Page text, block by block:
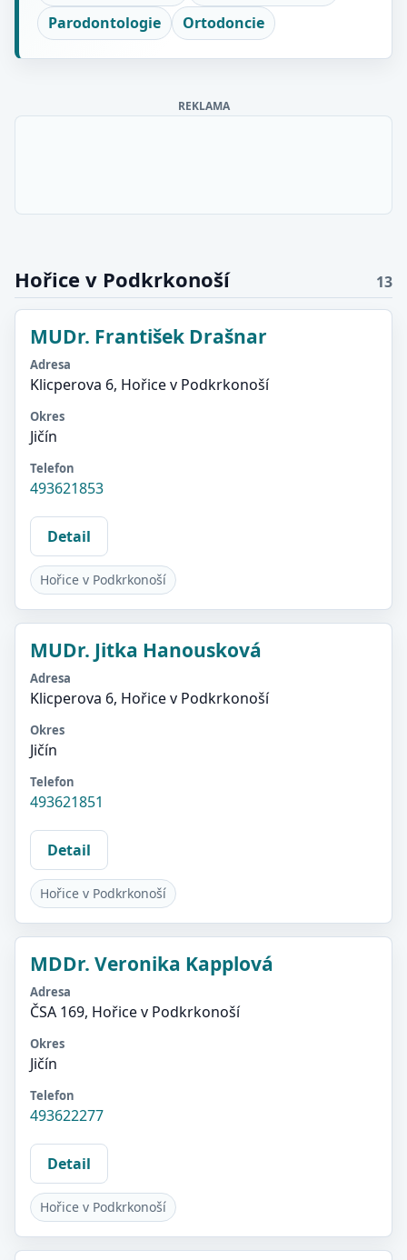
Parodontologie
Ortodoncie
REKLAMA
Hořice v Podkrkonoší 13
MUDr. František Drašnar
Adresa
Klicperova 6, Hořice v Podkrkonoší
Okres
Jičín
Telefon
493621853
Detail
Hořice v Podkrkonoší
MUDr. Jitka Hanousková
Adresa
Klicperova 6, Hořice v Podkrkonoší
Okres
Jičín
Telefon
493621851
Detail
Hořice v Podkrkonoší
MDDr. Veronika Kapplová
Adresa
ČSA 169, Hořice v Podkrkonoší
Okres
Jičín
Telefon
493622277
Detail
Hořice v Podkrkonoší